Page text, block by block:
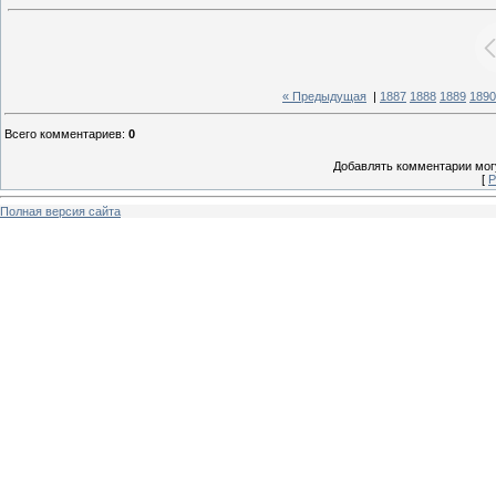
« Предыдущая 1887 1888 1889 1890
Всего комментариев: 0
Добавлять комментарии
[
Полная версия сайта